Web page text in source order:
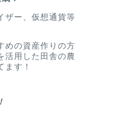
ザー、仮想通貨等
めの資産作りの方
活用した田舎の農
ます！